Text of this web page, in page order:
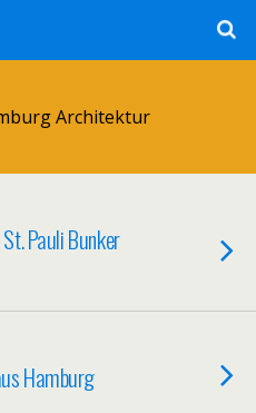
Architektur
Pauli Bunker
Hamburg